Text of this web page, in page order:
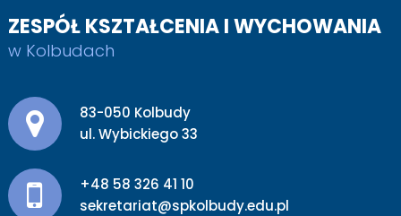
ZESPÓŁ KSZTAŁCENIA I WYCHOWANIA
w Kolbudach
Adres pocztowy:
83-050 Kolbudy
ul. Wybickiego 33
+48 58 326 41 10
sekretariat@spkolbudy.edu.pl